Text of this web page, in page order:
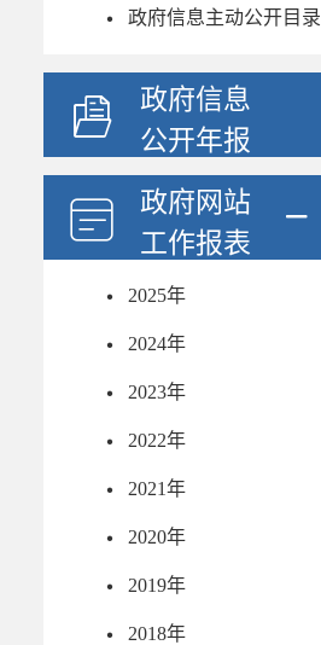
政府信息主动公开目录
政府信息
公开年报
政府网站
工作报表
2025年
2024年
2023年
2022年
2021年
2020年
2019年
2018年